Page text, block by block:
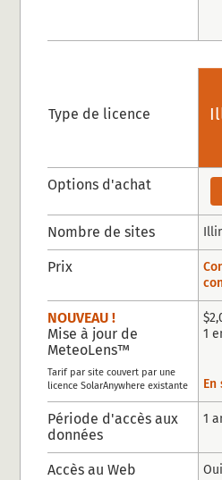
Type de licence
Options d'achat
Nombre de sites
Prix
NOUVEAU !
Mise à jour de
MeteoLens™
Tarif par site couvert par une
licence SolarAnywhere existante
Période d'accès aux
données
Accès au Web
1
1
Oui